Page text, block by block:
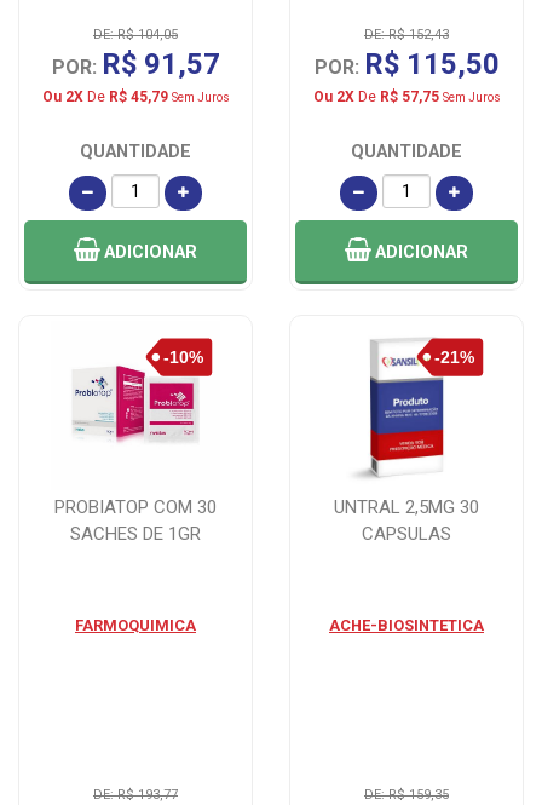
DE: R$ 104,05
POR: R$ 91,57
Ou 2XDe R$ 45,79 Sem Juros
QUANTIDADE
ADICIONAR
DE: R$ 152,43
POR: R$ 115,50
Ou 2XDe R$ 57,75 Sem Juros
QUANTIDADE
ADICIONAR
PROBIATOP COM 30
SACHES DE 1GR
FARMOQUIMICA
DE: R$ 193,77
UNTRAL 2,5MG 30
CAPSULAS
ACHE-BIOSINTETICA
DE: R$ 159,35